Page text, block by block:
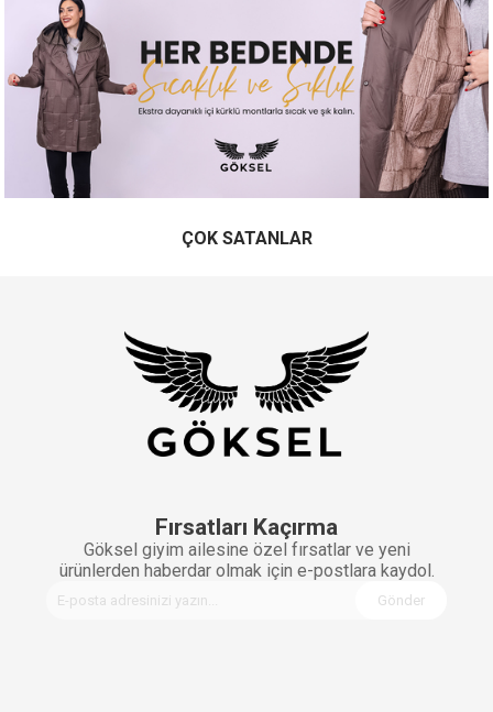
ÇOK SATANLAR
Fırsatları Kaçırma
Göksel giyim ailesine özel fırsatlar ve yeni
ürünlerden haberdar olmak için e-postlara kaydol.
Gönder